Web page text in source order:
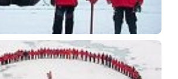
на время Большую Землю.
Держим курс на Северный Полюс.
нас ждут интересные лекции
жизни Арктики, интересные
ледокольный флот и белых